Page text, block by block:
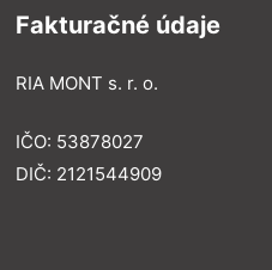
Fakturačné údaje
RIA MONT s. r. o.
IČO: 53878027
DIČ: 2121544909